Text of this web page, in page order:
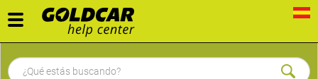
Toggle
navigation